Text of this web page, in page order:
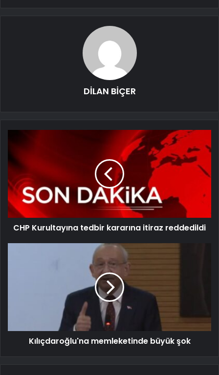
DİLAN BİÇER
CHP Kurultayına tedbir kararına itiraz reddedildi
Kılıçdaroğlu'na memleketinde büyük şok